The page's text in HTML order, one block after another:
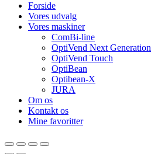
Forside
Vores udvalg
Vores maskiner
ComBi-line
OptiVend Next Generation
OptiVend Touch
OptiBean
Optibean-X
JURA
Om os
Kontakt os
Mine favoritter